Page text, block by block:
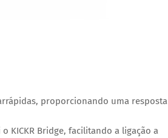
proporcionando uma resposta
KICKR Bridge, facilitando a ligação a